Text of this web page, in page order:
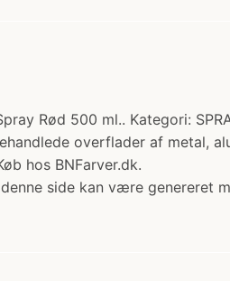
Rød 500 ml.. Kategori:
overflader af metal,
hos BNFarver.dk.
side kan være genereret